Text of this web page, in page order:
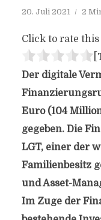
20. Juli 2021 2
Click to rate this
Der digitale
Euro (104
gegeben. Die
LGT, einer der
Familienbesitz
und Asset-
Im Zuge der